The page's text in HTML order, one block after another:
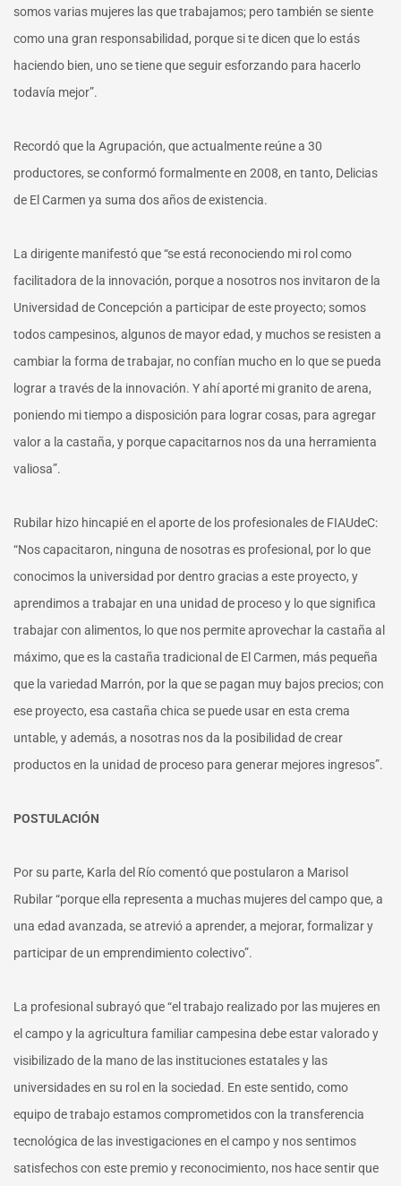
somos varias mujeres las que trabajamos; pero también se siente
como una gran responsabilidad, porque si te dicen que lo estás
haciendo bien, uno se tiene que seguir esforzando para hacerlo
todavía mejor”.
Recordó que la Agrupación, que actualmente reúne a 30
productores, se conformó formalmente en 2008, en tanto, Delicias
de El Carmen ya suma dos años de existencia.
La dirigente manifestó que “se está reconociendo mi rol como
facilitadora de la innovación, porque a nosotros nos invitaron de la
Universidad de Concepción a participar de este proyecto; somos
todos campesinos, algunos de mayor edad, y muchos se resisten a
cambiar la forma de trabajar, no confían mucho en lo que se pueda
lograr a través de la innovación. Y ahí aporté mi granito de arena,
poniendo mi tiempo a disposición para lograr cosas, para agregar
valor a la castaña, y porque capacitarnos nos da una herramienta
valiosa”.
Rubilar hizo hincapié en el aporte de los profesionales de FIAUdeC:
“Nos capacitaron, ninguna de nosotras es profesional, por lo que
conocimos la universidad por dentro gracias a este proyecto, y
aprendimos a trabajar en una unidad de proceso y lo que significa
trabajar con alimentos, lo que nos permite aprovechar la castaña al
máximo, que es la castaña tradicional de El Carmen, más pequeña
que la variedad Marrón, por la que se pagan muy bajos precios; con
ese proyecto, esa castaña chica se puede usar en esta crema
untable, y además, a nosotras nos da la posibilidad de crear
productos en la unidad de proceso para generar mejores ingresos”.
POSTULACIÓN
Por su parte, Karla del Río comentó que postularon a Marisol
Rubilar “porque ella representa a muchas mujeres del campo que, a
una edad avanzada, se atrevió a aprender, a mejorar, formalizar y
participar de un emprendimiento colectivo”.
La profesional subrayó que “el trabajo realizado por las mujeres en
el campo y la agricultura familiar campesina debe estar valorado y
visibilizado de la mano de las instituciones estatales y las
universidades en su rol en la sociedad. En este sentido, como
equipo de trabajo estamos comprometidos con la transferencia
tecnológica de las investigaciones en el campo y nos sentimos
satisfechos con este premio y reconocimiento, nos hace sentir que